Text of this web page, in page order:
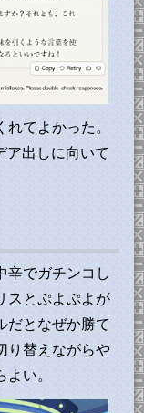
てよかった。
ア出しに向いて
辛でガチンコし
スとぷよぷよが
だとなぜか勝て
り替えながらや
い。